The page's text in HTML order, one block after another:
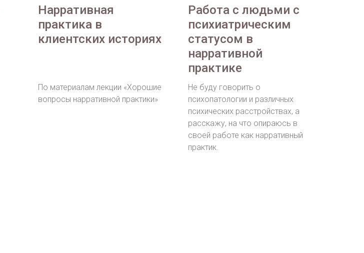
Нарративная
практика в
клиентских историях
По материалам лекции «Хорошие
вопросы нарративной практики»
Работа с людьми с
психиатрическим
статусом в
нарративной
практике
Не буду говорить о
психопатологии и различных
психических расстройствах, а
расскажу, на что опираюсь в
своей работе как нарративный
практик.